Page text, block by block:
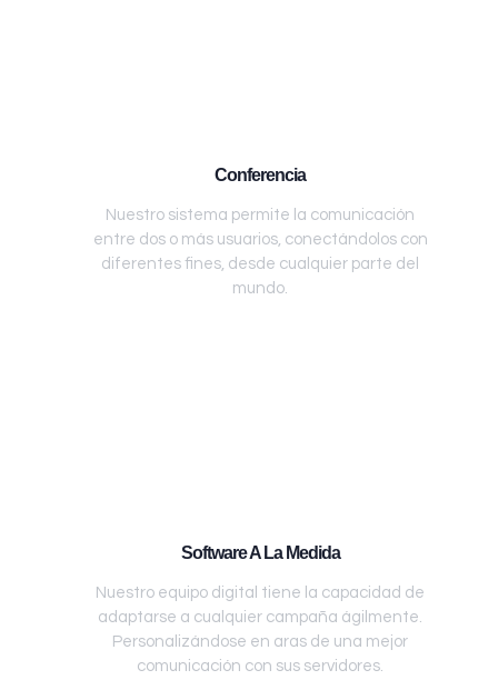
Conferencia
Nuestro sistema permite la comunicación
entre dos o más usuarios, conectándolos con
diferentes fines, desde cualquier parte del
mundo.
Software A La Medida
Nuestro equipo digital tiene la capacidad de
adaptarse a cualquier campaña ágilmente.
Personalizándose en aras de una mejor
comunicación con sus servidores.